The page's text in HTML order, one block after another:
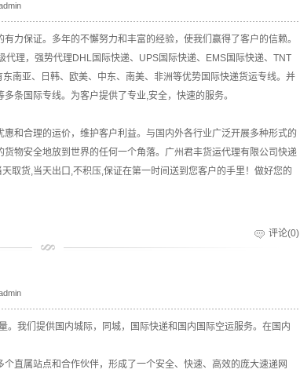
力保证。多年的不懈努力和丰富的经验，使我们赢得了客户的信赖。
代理，强势代理DHL国际快递、UPS国际快递、EMS国际快递、TNT
南亚、日韩、欧美、中东、南美、非洲等优势国际快递货运专线。并
条国际专线。为客户提供了专业,安全，快速的服务。
和合理的运价，维护客户利益。与国内外各行业广泛开展多种形式的
物安全地放到世界的任何一个角落。广州君丰货运代理有限公司快递
取货,当天出口,不积压,保证在第一时间送到您客户的手里！做好您的
评论(0)
。我们提供国内城际，同城，国际快递和国内国际空运服务。在国内
直属站点和合作伙伴，形成了一个安全、快速、高效的庞大速递网